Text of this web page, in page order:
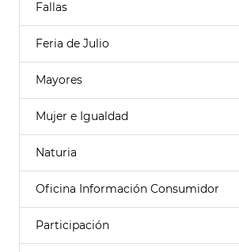
Fallas
Feria de Julio
Mayores
Mujer e Igualdad
Naturia
Oficina Información Consumidor
Participación